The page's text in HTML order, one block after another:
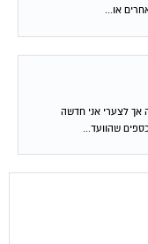
או...
אך לצערי אני חדשה
שהוועד...